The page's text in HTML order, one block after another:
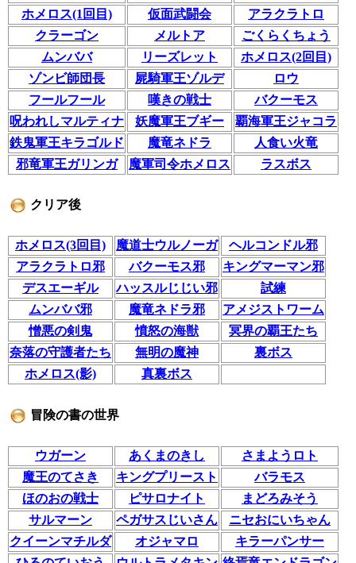
ホメロス(1回目)
仮面武闘会
アラクラトロ
クラーゴン
メルトア
ごくらくちょう
ムンババ
リーズレット
ホメロス(2回目)
ゾンビ師団長
屍騎軍王ゾルデ
ロウ
フールフール
嘆きの戦士
バクーモス
呪われしマルティナ
妖魔軍王ブギー
覇海軍王ジャコラ
鉄鬼軍王キラゴルド
魔竜ネドラ
人食い火竜
邪竜軍王ガリンガ
魔軍司令ホメロス ラスボス
クリア後
ホメロス(3回目) 魔道士ウルノーガ
ヘルコンドル邪
アラクラトロ邪
バクーモス邪
キングマーマン邪
デスエーギル
ハッスルじじい邪
試練
ムンババ邪
魔竜ネドラ邪
アメジストワーム
憎悪の剣鬼
憤怒の海獣
冥界の覇王たち
奈落の守護者たち
無明の魔神
裏ボス
ホメロス(影)
真裏ボス
冒険の書の世界
ウガーン あくまのきし
さまようロト
魔王のてさき
キングプリースト
バラモス
ほのおの戦士
ピサロナイト
まどろみそう
サルマーン
ペガサスじいさん
ニセおにいちゃん
クイーンマチルダ
オジャマロ
キラーパンサー